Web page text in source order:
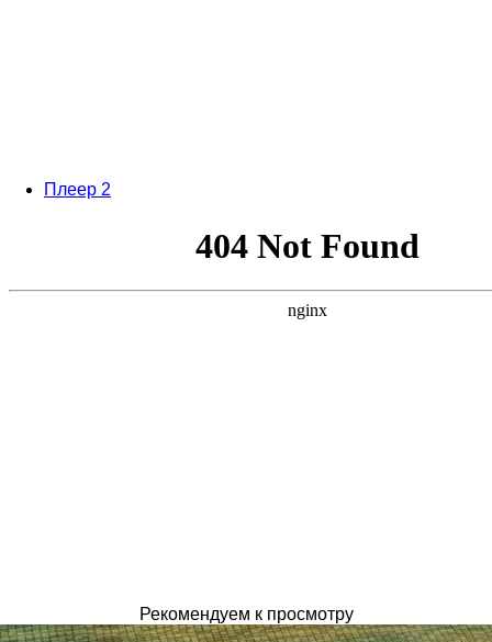
Плеер 2
Рекомендуем к просмотру